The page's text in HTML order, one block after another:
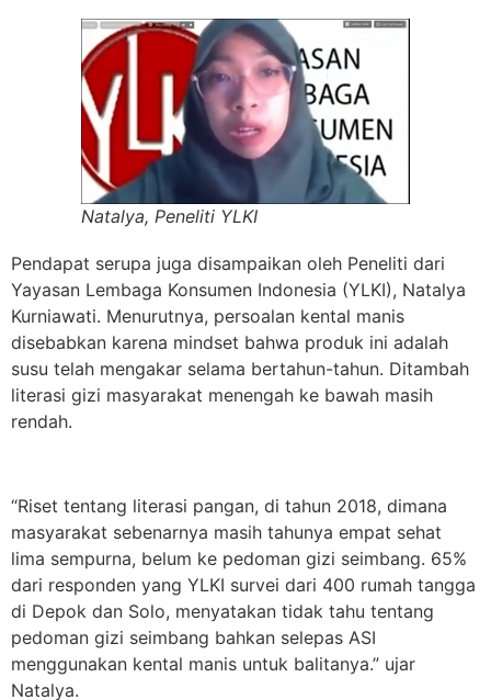
Natalya, Peneliti YLKI
Pendapat serupa juga disampaikan oleh Peneliti dari
Yayasan Lembaga Konsumen Indonesia (YLKI), Natalya
Kurniawati. Menurutnya, persoalan kental manis
disebabkan karena mindset bahwa produk ini adalah
susu telah mengakar selama bertahun-tahun. Ditambah
literasi gizi masyarakat menengah ke bawah masih
rendah.
“Riset tentang literasi pangan, di tahun 2018, dimana
masyarakat sebenarnya masih tahunya empat sehat
lima sempurna, belum ke pedoman gizi seimbang. 65%
dari responden yang YLKI survei dari 400 rumah tangga
di Depok dan Solo, menyatakan tidak tahu tentang
pedoman gizi seimbang bahkan selepas ASI
menggunakan kental manis untuk balitanya.” ujar
Natalya.